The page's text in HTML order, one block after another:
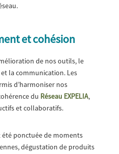
et cohésion
de nos outils, le
la communication. Les
d’harmoniser nos
du Réseau EXPELIA,
et collaboratifs.
ponctuée de moments
dégustation de produits